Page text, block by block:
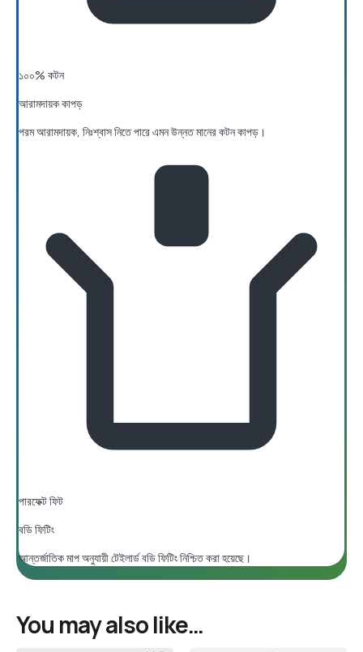
১০০% কটন
আরামদায়ক কাপড়
পরম আরামদায়ক, নিঃশ্বাস নিতে পারে এমন উন্নত মানের কটন কাপড়।
পারফেক্ট ফিট
বডি ফিটিং
আন্তর্জাতিক মাপ অনুযায়ী টেইলার্ড বডি ফিটিং নিশ্চিত করা হয়েছে।
You may also like…